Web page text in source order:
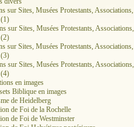
sur Sites, Musées Protestants, Associations,
sur Sites, Musées Protestants, Associations,
sur Sites, Musées Protestants, Associations,
sur Sites, Musées Protestants, Associations,
en images
Biblique en images
de Heidelberg
de Foi de la Rochelle
de Foi de Westminster